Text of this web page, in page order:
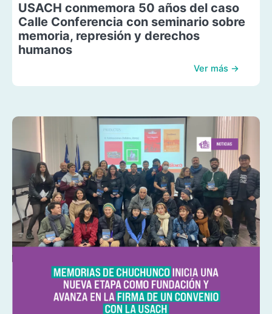
USACH conmemora 50 años del caso
Calle Conferencia con seminario sobre
memoria, represión y derechos
humanos
Ver más →